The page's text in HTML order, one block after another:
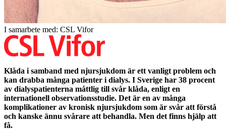
I samarbete med: CSL Vifor
Klåda i samband med njursjukdom är ett vanligt problem och
kan drabba många patienter i dialys. I Sverige har 38 procent
av dialyspatienterna måttlig till svår klåda, enligt en
internationell observationsstudie. Det är en av många
komplikationer av kronisk njursjukdom som är svår att förstå
och kanske ännu svårare att behandla. Men det finns hjälp att
få.